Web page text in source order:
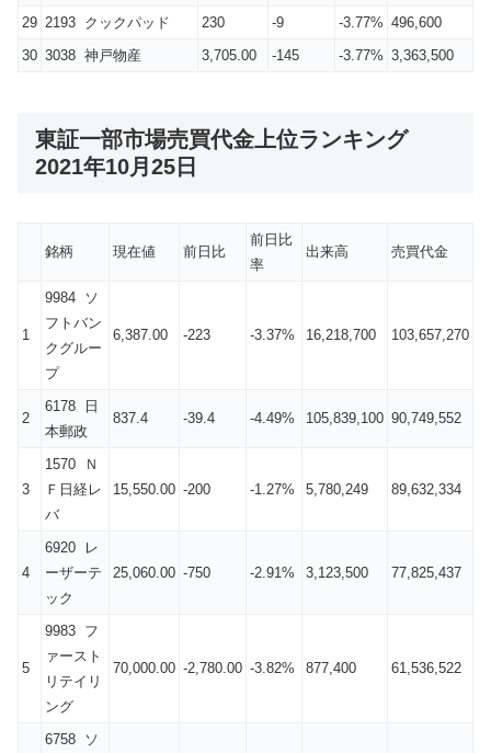
29 2193 クックパッド 230 -9 -3.77% 496,600
30 3038 神戸物産 3,705.00 -145 -3.77% 3,363,500
東証一部市場売買代金上位ランキング
2021年10月25日
銘柄 現在値 前日比
前日比
率
出来高 売買代金
1
9984 ソ
フトバン
クグルー
プ
6,387.00 -223 -3.37% 16,218,700 103,657,270
2
6178 日
本郵政
837.4 -39.4 -4.49% 105,839,100 90,749,552
3
1570 Ｎ
Ｆ日経レ
バ
15,550.00 -200 -1.27% 5,780,249 89,632,334
4
6920 レ
ーザーテ
ック
25,060.00 -750 -2.91% 3,123,500 77,825,437
5
9983 フ
ァースト
リテイリ
ング
70,000.00 -2,780.00 -3.82% 877,400 61,536,522
6758 ソ